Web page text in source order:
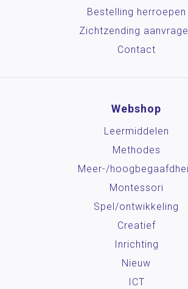
Bestelling herroepen
Zichtzending
Contact
Webshop
Leermiddelen
Methodes
Meer-/
Montessori
Spel/ontwikkeling
Creatief
Inrichting
Nieuw
ICT